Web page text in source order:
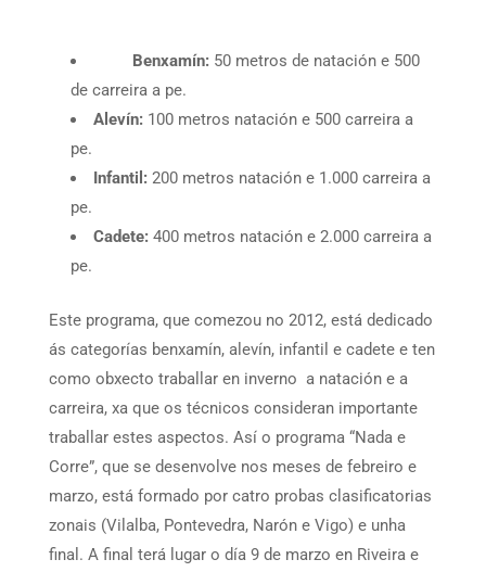
Benxamín:50 metros de natación e 500
de carreira a pe.
Alevín:100 metros natación e 500 carreira a
pe.
Infantil:200 metros natación e 1.000 carreira a
pe.
Cadete:400 metros natación e 2.000 carreira a
pe.
Este programa, que comezou no 2012, está dedicado
ás categorías benxamín, alevín, infantil e cadete e ten
como obxecto traballar en inverno a natación e a
carreira, xa que os técnicos consideran importante
traballar estes aspectos. Así o programa “Nada e
Corre”, que se desenvolve nos meses de febreiro e
marzo, está formado por catro probas clasificatorias
zonais (Vilalba, Pontevedra, Narón e Vigo) e unha
final. A final terá lugar o día 9 de marzo en Riveira e